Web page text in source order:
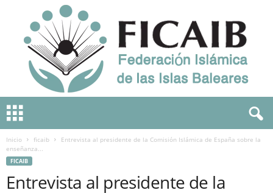
d
Inicio ficaib
Entrevista al presidente de la Comisión Islámica de España sobre la
enseñanza...
FICAIB
Entrevista al presidente de la